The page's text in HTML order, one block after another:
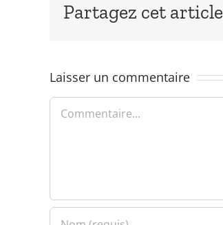
Partagez cet article
Laisser un commentaire
Commentaire